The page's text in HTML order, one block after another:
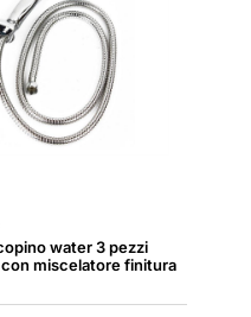
water 3 pezzi
miscelatore finitura